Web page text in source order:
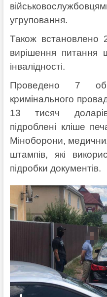
угруповання.
Також встановлено
вирішення питання
інвалідності.
Проведено 7
кримінального
13 тисяч
підроблені кліше
Міноборони,
штампів, які
підробки документів.